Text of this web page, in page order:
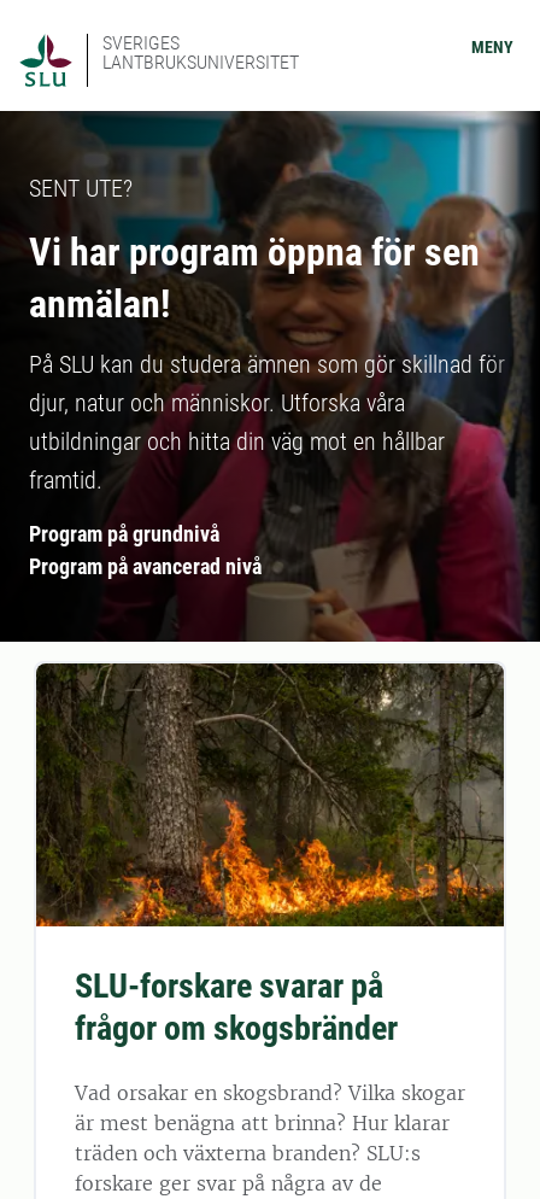
SVERIGES
LANTBRUKSUNIVERSITET
MENY
SENT UTE?
Vi har program öppna för sen
anmälan!
På SLU kan du studera ämnen som gör skillnad för
djur, natur och människor. Utforska våra
utbildningar och hitta din väg mot en hållbar
framtid.
Program på grundnivå
Program på avancerad nivå
SLU-forskare svarar på
frågor om skogsbränder
Vad orsakar en skogsbrand? Vilka skogar
är mest benägna att brinna? Hur klarar
träden och växterna branden? SLU:s
forskare ger svar på några av de